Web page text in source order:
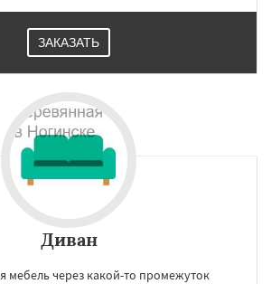
ЗАКАЗАТЬ
Диван
мебель через какой-то промежуток